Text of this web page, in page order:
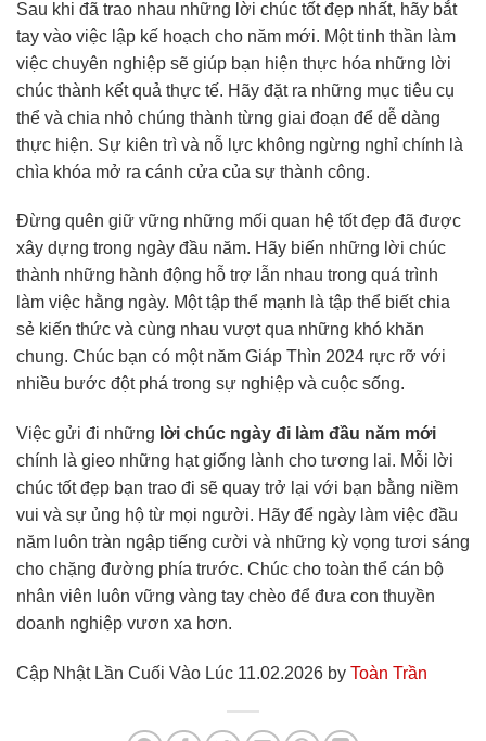
Sau khi đã trao nhau những lời chúc tốt đẹp nhất, hãy bắt
tay vào việc lập kế hoạch cho năm mới. Một tinh thần làm
việc chuyên nghiệp sẽ giúp bạn hiện thực hóa những lời
chúc thành kết quả thực tế. Hãy đặt ra những mục tiêu cụ
thể và chia nhỏ chúng thành từng giai đoạn để dễ dàng
thực hiện. Sự kiên trì và nỗ lực không ngừng nghỉ chính là
chìa khóa mở ra cánh cửa của sự thành công.
Đừng quên giữ vững những mối quan hệ tốt đẹp đã được
xây dựng trong ngày đầu năm. Hãy biến những lời chúc
thành những hành động hỗ trợ lẫn nhau trong quá trình
làm việc hằng ngày. Một tập thể mạnh là tập thể biết chia
sẻ kiến thức và cùng nhau vượt qua những khó khăn
chung. Chúc bạn có một năm Giáp Thìn 2024 rực rỡ với
nhiều bước đột phá trong sự nghiệp và cuộc sống.
Việc gửi đi những lời chúc ngày đi làm đầu năm mới
chính là gieo những hạt giống lành cho tương lai. Mỗi lời
chúc tốt đẹp bạn trao đi sẽ quay trở lại với bạn bằng niềm
vui và sự ủng hộ từ mọi người. Hãy để ngày làm việc đầu
năm luôn tràn ngập tiếng cười và những kỳ vọng tươi sáng
cho chặng đường phía trước. Chúc cho toàn thể cán bộ
nhân viên luôn vững vàng tay chèo để đưa con thuyền
doanh nghiệp vươn xa hơn.
Cập Nhật Lần Cuối Vào Lúc 11.02.2026 by Toàn Trần